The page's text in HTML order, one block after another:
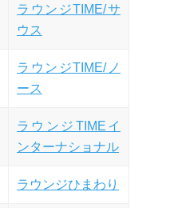
ラウンジTIME/サ
ウス
ラウンジTIME/ノ
ース
ラウンジTIMEイ
ンターナショナル
ラウンジひまわり